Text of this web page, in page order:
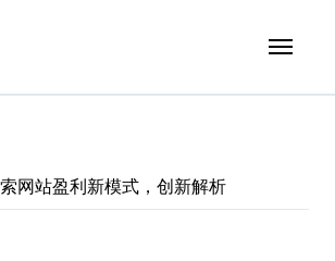
网站盈利新模式，创新解析